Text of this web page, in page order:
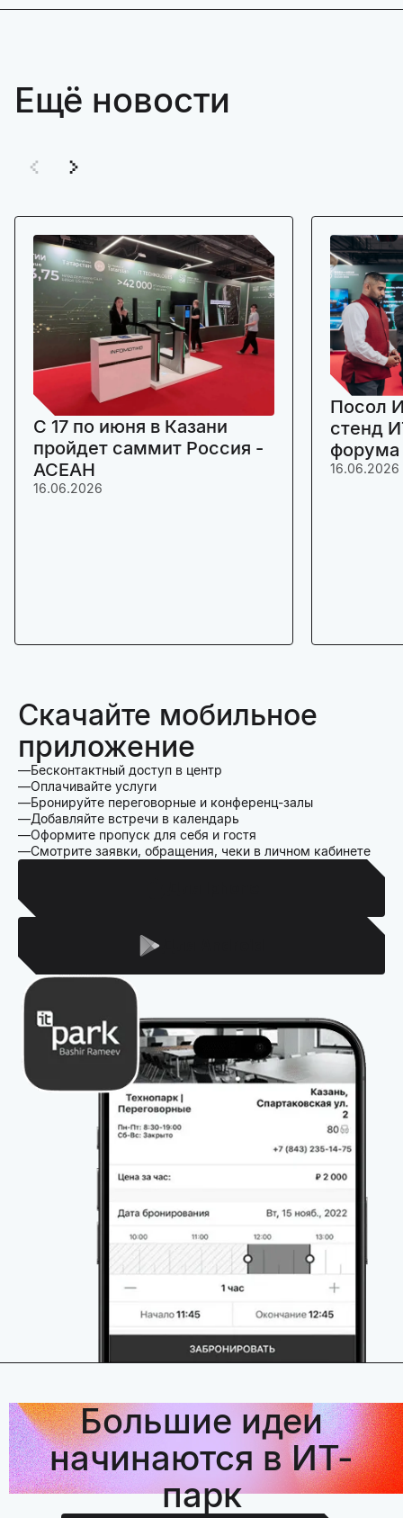
Ещё новости
C 17 по июня в Казани
пройдет саммит Россия -
АСЕАН
16.06.2026
Посол
стенд
16.06.2026
Скачайте мобильное
приложение
Бесконтактный доступ в центр
Оплачивайте услуги
Бронируйте переговорные и конференц-залы
Добавляйте встречи в календарь
Оформите пропуск для себя и гостя
Смотрите заявки, обращения, чеки в личном кабинете
Большие идеи
начинаются в ИТ-
парк